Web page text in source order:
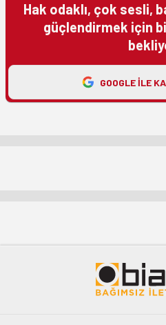
Hak odaklı, çok sesli,
güçlendirmek için
GOOGLE ILE